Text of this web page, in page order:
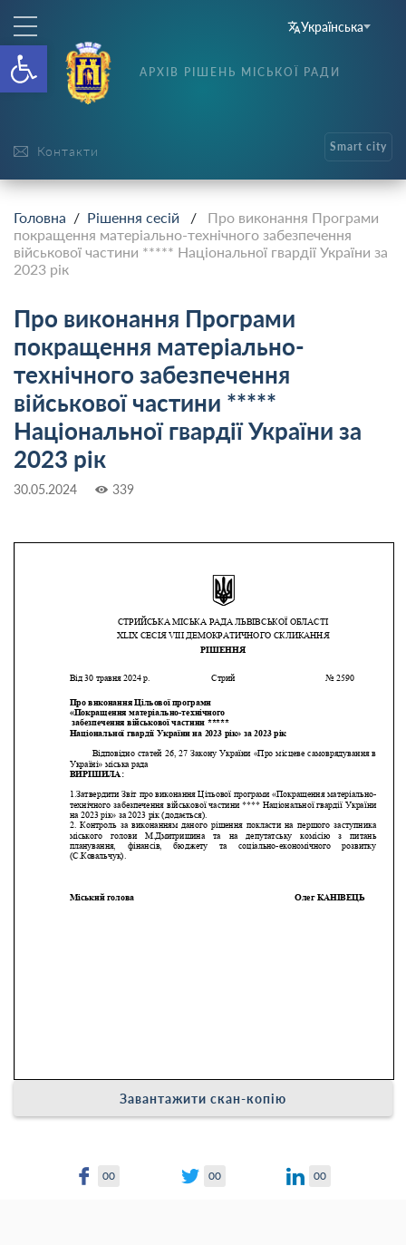
Відкрити Панель
Українська
Контакти
АРХІВ РІШЕНЬ МІСЬКОЇ РАДИ
Smart city
Головна / Рішення сесій / Про виконання Програми
покращення матеріально-технічного забезпечення
військової частини ***** Національної гвардії України за
2023 рік
Про виконання Програми
покращення матеріально-
технічного забезпечення
військової частини *****
Національної гвардії України за
2023 рік
30.05.2024 339
Завантажити скан-копію
00 00 00